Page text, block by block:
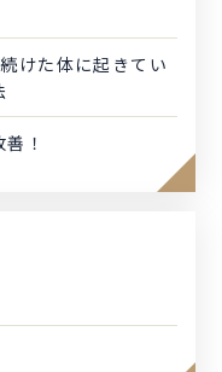
けた体に起きてい
！